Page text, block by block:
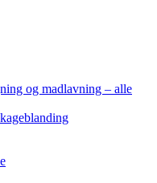
og madlavning – alle